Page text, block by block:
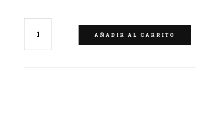
AÑADIR AL CARRITO